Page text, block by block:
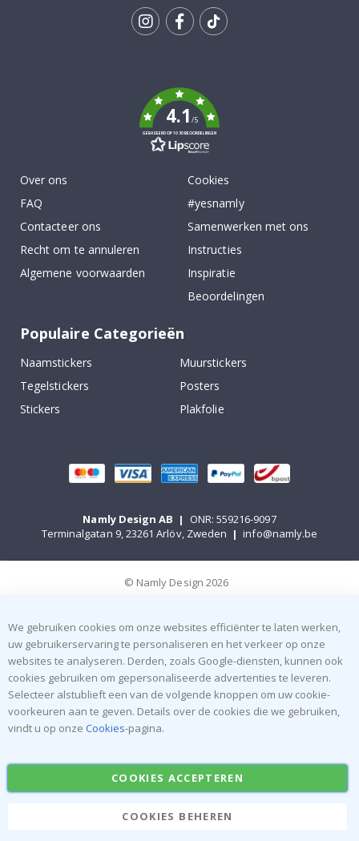
4.1/5
GEBASEERD OP 1030 BEOORDELINGEN
Over ons
FAQ
Contacteer ons
Recht om te annuleren
Algemene voorwaarden
Cookies
#yesnamly
Samenwerken met ons
Instructies
Inspiratie
Beoordelingen
Populaire Categorieën
Naamstickers
Muurstickers
Tegelstickers
Posters
Stickers
Plakfolie
Namly Design AB |
ONR: 559216-9097
Terminalgatan 9, 23261 Arlöv, Zweden | info@namly.be
© Namly Design 2026
We gebruiken cookies om onze websites efficiënter te laten werken,
uw gebruikerservaring te personaliseren en het verkeer op onze
websites te analyseren. Derden, zoals Google-diensten, kunnen ook
cookies gebruiken om gepersonaliseerde advertenties te leveren.
Selecteer alstublieft een van de volgende knoppen om uw cookie-
voorkeuren aan te geven. Details over de cookies die we gebruiken,
vindt u op onze Cookies-pagina.
COOKIES ACCEPTEREN
COOKIES BEHEREN